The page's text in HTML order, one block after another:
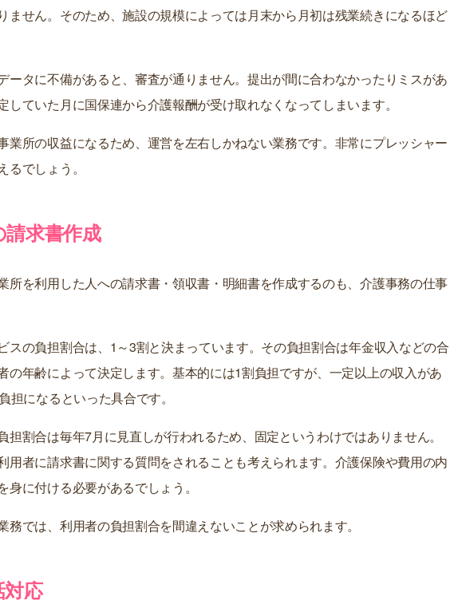
ません。そのため、施設の規模によっては月末から月初は残業続きになるほど
ータに不備があると、審査が通りません。提出が間に合わなかったりミスがあ
していた月に国保連から介護報酬が受け取れなくなってしまいます。
業所の収益になるため、運営を左右しかねない業務です。非常にプレッシャー
るでしょう。
求書作成
所を利用した人への請求書・領収書・明細書を作成するのも、介護事務の仕事
スの負担割合は、1～3割と決まっています。その負担割合は年金収入などの合
の年齢によって決定します。基本的には1割負担ですが、一定以上の収入があ
担になるといった具合です。
担割合は毎年7月に見直しが行われるため、固定というわけではありません。
用者に請求書に関する質問をされることも考えられます。介護保険や費用の内
身に付ける必要があるでしょう。
務では、利用者の負担割合を間違えないことが求められます。
応